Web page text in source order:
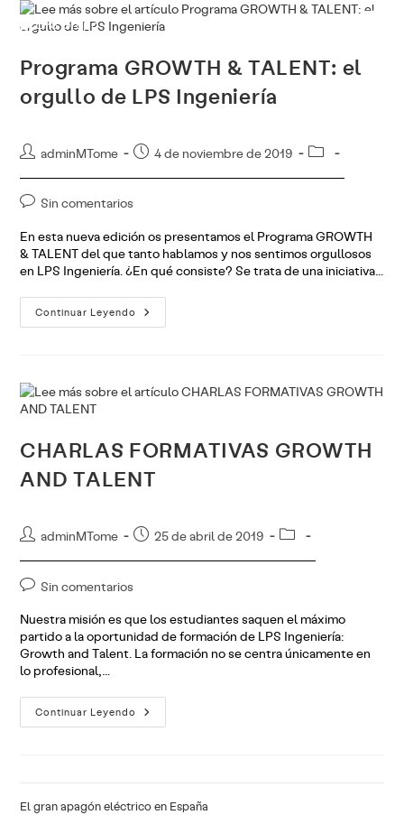
Programa GROWTH & TALENT: el
orgullo de LPS Ingeniería
Autor
entrada:
adminMTome
Publicación
4 de noviembre de 2019
Categoría
Comentarios
la
entrada:
Sin comentarios
En esta nueva edición os presentamos el Programa GROWTH
& TALENT del que tanto hablamos y nos sentimos orgullosos
en LPS Ingeniería. ¿En qué consiste? Se trata de una iniciativa…
Continuar Leyendo Programa
GROWTH
De
LPS
CHARLAS FORMATIVAS GROWTH
AND TALENT
Autor
entrada:
adminMTome
Publicación
25 de abril de 2019
Categoría
Comentarios
la
entrada:
Sin comentarios
Nuestra misión es que los estudiantes saquen el máximo
partido a la oportunidad de formación de LPS Ingeniería:
Growth and Talent. La formación no se centra únicamente en
lo profesional,…
Continuar Leyendo CHARLAS
FORMATIVAS
El gran apagón eléctrico en España